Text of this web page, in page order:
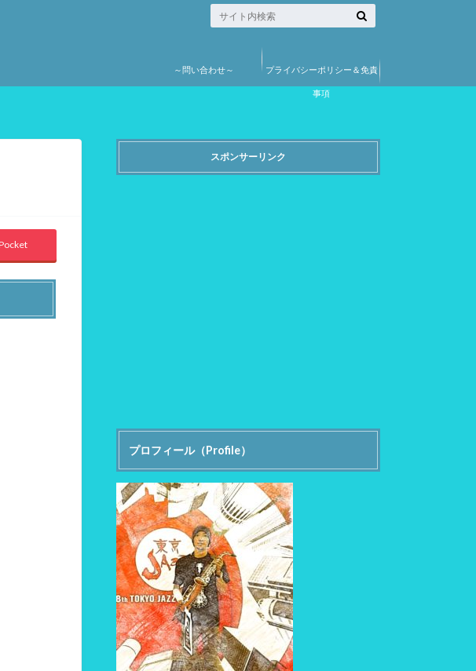
～問い合わせ～ プライバシーポリシー＆免責
事項
スポンサーリンク
プロフィール（Profile）